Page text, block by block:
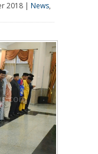
2018 | News,